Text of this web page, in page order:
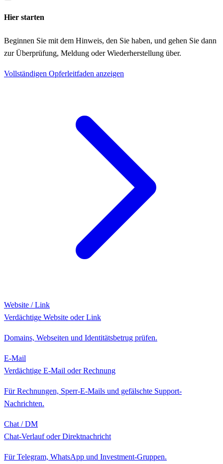
Hier starten
Beginnen Sie mit dem Hinweis, den Sie haben, und gehen Sie dann
zur Überprüfung, Meldung oder Wiederherstellung über.
Vollständigen Opferleitfaden anzeigen
Website / Link
Verdächtige Website oder Link
Domains, Webseiten und Identitätsbetrug prüfen.
E-Mail
Verdächtige E-Mail oder Rechnung
Für Rechnungen, Sperr-E-Mails und gefälschte Support-
Nachrichten.
Chat / DM
Chat-Verlauf oder Direktnachricht
Für Telegram, WhatsApp und Investment-Gruppen.